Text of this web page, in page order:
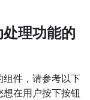
理功能的
件，请参考以下
在用户按下按钮